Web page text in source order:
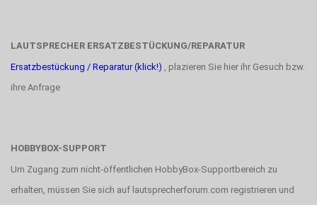
LAUTSPRECHER ERSATZBESTÜCKUNG/REPARATUR
Ersatzbestückung / Reparatur (klick!) , plazieren Sie hier ihr Gesuch bzw.
ihre Anfrage
HOBBYBOX-SUPPORT
Um Zugang zum nicht-öffentlichen HobbyBox-Supportbereich zu
erhalten, müssen Sie sich auf lautsprecherforum.com registrieren und